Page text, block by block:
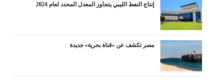
إنتاج النفط الليبي يتجاوز المعدل المحدد لعام 2024
مصر تكشف عن «قناة بحرية» جديدة